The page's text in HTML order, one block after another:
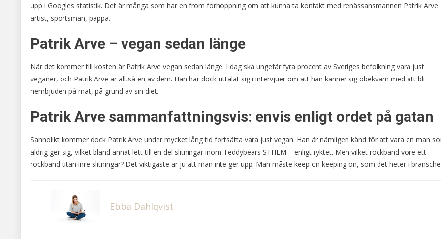
upp i Googles statistik. Det är många som har en from förhoppning om att kunna ta kontakt med renässansmannen Patrik Arve
artist, sportsman, pappa.
Patrik Arve – vegan sedan länge
När det kommer till kosten är Patrik Arve vegan sedan länge. I dag ska ungefär fyra procent av Sveriges befolkning vara just
veganer, och Patrik Arve är alltså en av dem. Han har dock uttalat sig i intervjuer om att han känner sig obekväm med att bli
hembjuden på mat, på grund av sin diet.
Patrik Arve sammanfattningsvis: envis enligt ordet på gatan
Sannolikt kommer dock Patrik Arve under mycket lång tid fortsätta vara just vegan. Han är nämligen känd för att vara en man
aldrig ger sig, vilket bland annat lett till en del slitningar inom Teddybears STHLM – enligt ryktet. Men vilket rockband vore ett
rockband utan inre slitningar? Det viktigaste är ju att man inte ger upp. Man måste keep on keeping on, som det heter i
Ebba Dahlqvist